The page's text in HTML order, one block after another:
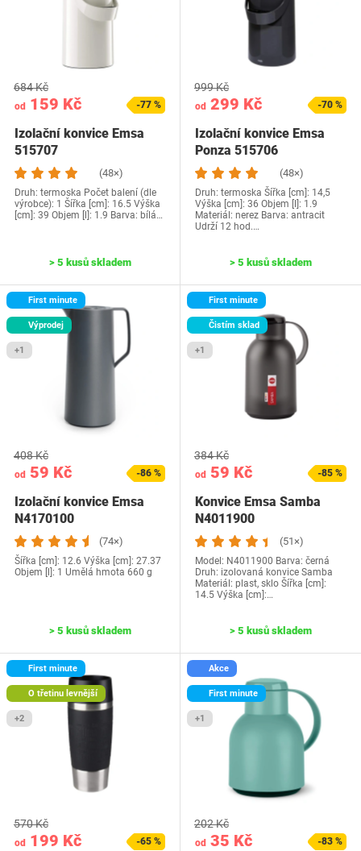
od 159 Kč
684 Kč
-77 %
Izolační konvice Emsa
515707
(48×)
Druh: termoska Počet balení (dle
výrobce): 1 Šířka [cm]: 16.5 Výška
[cm]: 39 Objem [l]: 1.9 Barva: bílá…
> 5 kusů skladem
od 299 Kč
999 Kč
-70 %
Izolační konvice Emsa
Ponza 515706
(48×)
Druh: termoska Šířka [cm]: 14,5
Výška [cm]: 36 Objem [l]: 1.9
Materiál: nerez Barva: antracit
Udrží 12 hod.…
> 5 kusů skladem
First minute
Výprodej
+1
od 59 Kč
408 Kč
-86 %
Izolační konvice Emsa
N4170100
(74×)
Šířka [cm]: 12.6 Výška [cm]: 27.37
Objem [l]: 1 ‎Umělá hmota ‎660 g
> 5 kusů skladem
First minute
Čistím sklad
+1
od 59 Kč
384 Kč
-85 %
Konvice Emsa Samba
N4011900
(51×)
Model: N4011900 Barva: černá
Druh: izolovaná konvice Samba
Materiál: plast, sklo Šířka [cm]:
14.5 Výška [cm]:…
> 5 kusů skladem
First minute
O třetinu levnější
+2
od 199 Kč
570 Kč
-65 %
Akce
First minute
+1
od 35 Kč
202 Kč
-83 %